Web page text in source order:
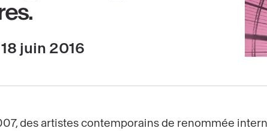
juin 2016
des artistes contemporains de renommée